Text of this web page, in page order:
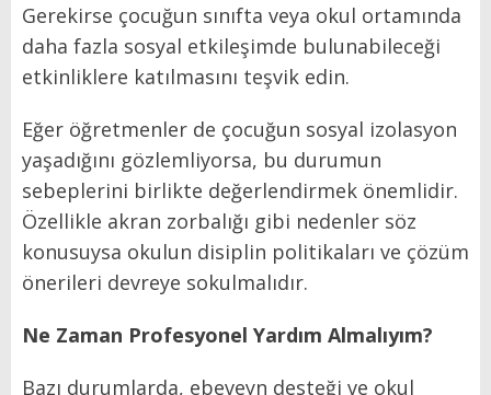
Gerekirse çocuğun sınıfta veya okul ortamında
daha fazla sosyal etkileşimde bulunabileceği
etkinliklere katılmasını teşvik edin.
Eğer öğretmenler de çocuğun sosyal izolasyon
yaşadığını gözlemliyorsa, bu durumun
sebeplerini birlikte değerlendirmek önemlidir.
Özellikle akran zorbalığı gibi nedenler söz
konusuysa okulun disiplin politikaları ve çözüm
önerileri devreye sokulmalıdır.
Ne Zaman Profesyonel Yardım Almalıyım?
Bazı durumlarda, ebeveyn desteği ve okul